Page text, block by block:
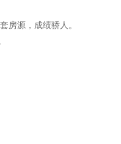
房源，成绩骄人。